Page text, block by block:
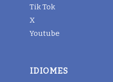
Tik Tok
X
Youtube
IDIOMES